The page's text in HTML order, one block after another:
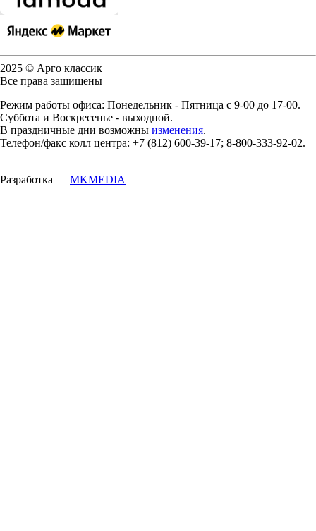
2025 © Арго классик
Все права защищены
Режим работы офиса: Понедельник - Пятница с 9-00 до 17-00.
Суббота и Воскресенье - выходной.
В праздничные дни возможны изменения.
Телефон/факс колл центра: +7 (812) 600-39-17; 8-800-333-92-02.
Разработка — MKMEDIA